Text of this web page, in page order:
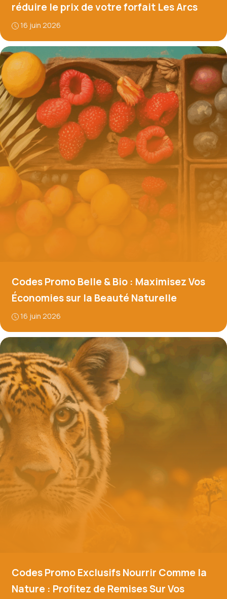
réduire le prix de votre forfait Les Arcs
16 juin 2026
Codes Promo Belle & Bio : Maximisez Vos
Économies sur la Beauté Naturelle
16 juin 2026
Codes Promo Exclusifs Nourrir Comme la
Nature : Profitez de Remises Sur Vos